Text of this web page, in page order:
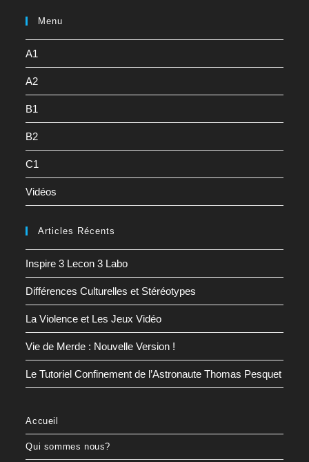
Menu
A1
A2
B1
B2
C1
Vidéos
Articles Récents
Inspire 3 Lecon 3 Labo
Différences Culturelles et Stéréotypes
La Violence et Les Jeux Vidéo
Vie de Merde : Nouvelle Version !
Le Tutoriel Confinement de l’Astronaute Thomas Pesquet
Accueil
Qui sommes nous?